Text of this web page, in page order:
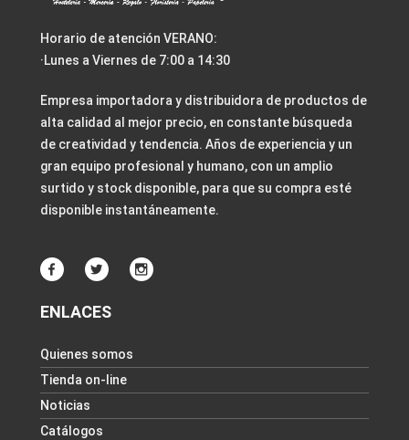
Horario de atención VERANO:
·Lunes a Viernes de 7:00 a 14:30
Empresa importadora y distribuidora de productos de
alta calidad al mejor precio, en constante búsqueda
de creatividad y tendencia. Años de experiencia y un
gran equipo profesional y humano, con un amplio
surtido y stock disponible, para que su compra esté
disponible instantáneamente.
ENLACES
Quienes somos
Tienda on-line
Noticias
Catálogos